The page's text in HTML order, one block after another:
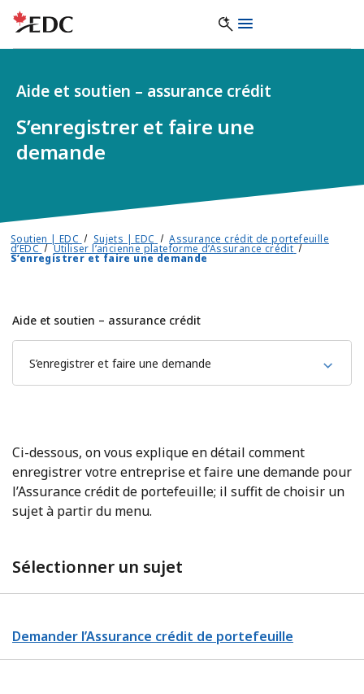
S’enregistrer et faire une
demande
Aide et soutien – assurance crédit
Soutien | EDC Sujets | EDC Assurance crédit de portefeuille
d’EDC Utiliser l’ancienne plateforme d’Assurance crédit
S’enregistrer et faire une demande
Aide et soutien – assurance crédit
S’enregistrer et faire une demande
Ci-dessous, on vous explique en détail comment
enregistrer votre entreprise et faire une demande pour
l’Assurance crédit de portefeuille; il suffit de choisir un
sujet à partir du menu.
Sélectionner un sujet
Demander l’Assurance crédit de portefeuille